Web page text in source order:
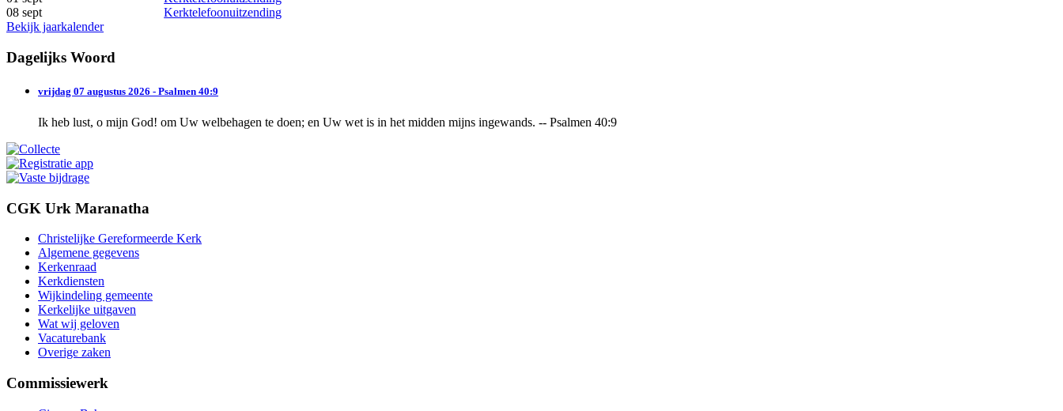
08 sept
Kerktelefoonuitzending
Bekijk jaarkalender
Dagelijks Woord
vrijdag 07 augustus 2026 - Psalmen 40:9
Ik heb lust, o mijn God! om Uw welbehagen te doen; en Uw wet is in het midden mijns ingewands. -- Psalmen 40:9
CGK Urk Maranatha
Christelijke Gereformeerde Kerk
Algemene gegevens
Kerkenraad
Kerkdiensten
Wijkindeling gemeente
Kerkelijke uitgaven
Wat wij geloven
Vacaturebank
Overige zaken
Commissiewerk